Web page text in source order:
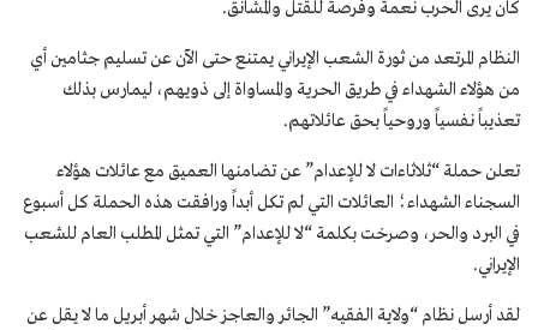
كان يرى الحرب نعمة وفرصة للقتل والمشانق.
النظام المرتعد من ثورة الشعب الإيراني يمتنع حتى الآن عن تسليم جثامين أي
من هؤلاء الشهداء في طريق الحرية والمساواة إلى ذويهم، ليمارس بذلك
تعذيباً نفسياً وروحياً بحق عائلاتهم.
تعلن حملة “ثلاثاءات لا للإعدام” عن تضامنها العميق مع عائلات هؤلاء
السجناء الشهداء؛ العائلات التي لم تكل أبداً ورافقت هذه الحملة كل أسبوع
في البرد والحر، وصرخت بكلمة “لا للإعدام” التي تمثل المطلب العام للشعب
الإيراني.
لقد أرسل نظام “ولاية الفقيه” الجائر والعاجز خلال شهر أبريل ما لا يقل عن